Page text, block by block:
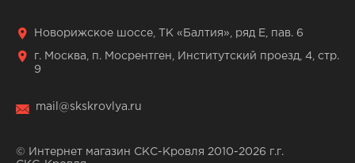
Новорижское шоссе, ТК «Балтия», ряд Е, пав. 6
г. Москва, п. Мосрентген, Институтский проезд, 4, стр.
9
mail@skskrovlya.ru
© Интернет магазин СКС-Кровля 2010-2026 г.г.